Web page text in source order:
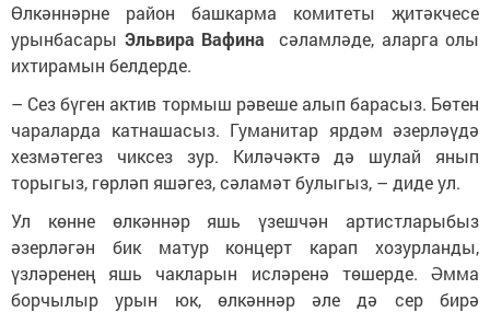
Өлкәннәрне район башкарма комитеты җитәкчесе
урынбасары Эльвира Вафина сәламләде, аларга олы
ихтирамын белдерде.
– Сез бүген актив тормыш рәвеше алып барасыз. Бөтен
чараларда катнашасыз. Гуманитар ярдәм әзерләүдә
хезмәтегез чиксез зур. Киләчәктә дә шулай янып
торыгыз, гөрләп яшәгез, сәламәт булыгыз, – диде ул.
Ул көнне өлкәннәр яшь үзешчән артистларыбыз
әзерләгән бик матур концерт карап хозурланды,
үзләренең яшь чакларын исләренә төшерде. Әмма
борчылыр урын юк, өлкәннәр әле дә сер бирә